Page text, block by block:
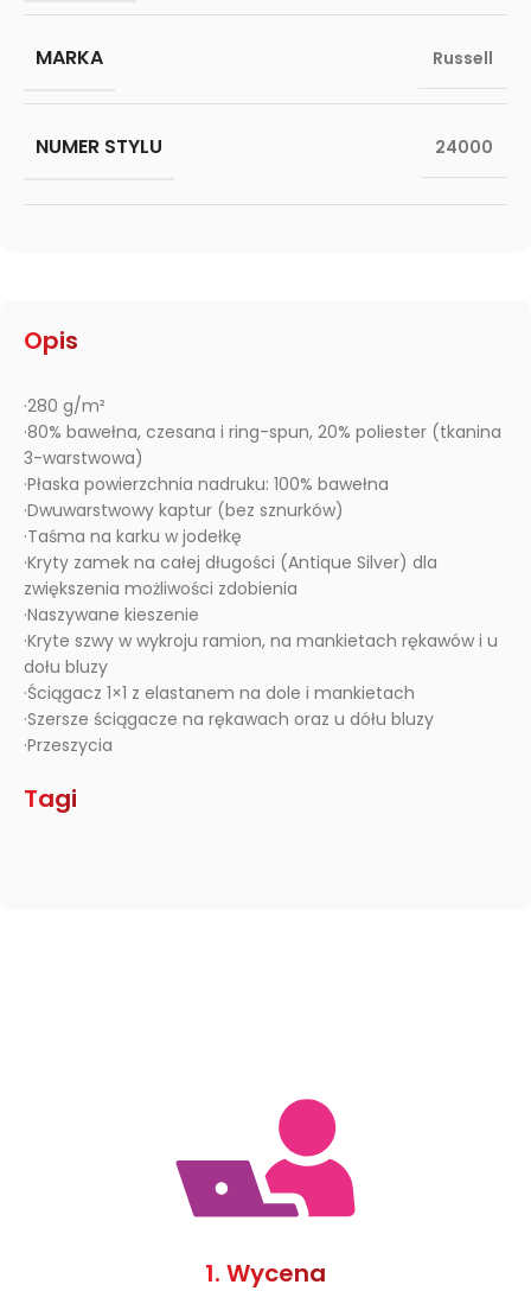
Opis
·280 g/m²
·80% bawełna, czesana i ring-spun, 20% poliester (tkanina
3-warstwowa)
·Płaska powierzchnia nadruku: 100% bawełna
·Dwuwarstwowy kaptur (bez sznurków)
·Taśma na karku w jodełkę
·Kryty zamek na całej długości (Antique Silver) dla
zwiększenia możliwości zdobienia
·Naszywane kieszenie
·Kryte szwy w wykroju ramion, na mankietach rękawów i u
dołu bluzy
·Ściągacz 1×1 z elastanem na dole i mankietach
·Szersze ściągacze na rękawach oraz u dółu bluzy
·Przeszycia
Tagi
MARKA Russell
NUMER STYLU 24000
1. Wycena